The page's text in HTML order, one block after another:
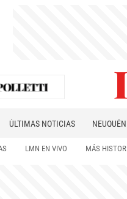
ÚLTIMAS NOTICIAS NEUQUÉN
LMN EN VIVO MÁS